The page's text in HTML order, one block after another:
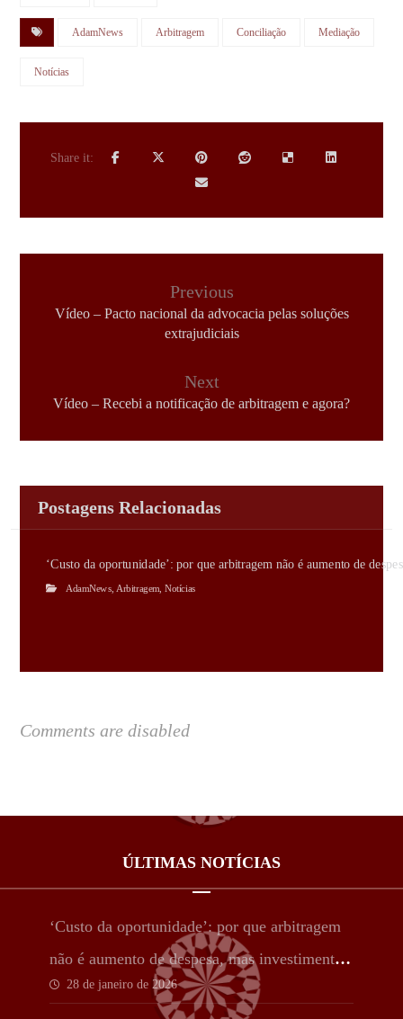
AdamNews Arbitragem Conciliação Mediação
Notícias
Previous
Vídeo – Pacto nacional da advocacia pelas soluções
extrajudiciais
Next
Vídeo – Recebi a notificação de arbitragem e agora?
Postagens Relacionadas
‘Custo da oportunidade’: por que arbitragem não é aumento de
AdamNews Arbitragem Notícias
Comments are disabled
ÚLTIMAS NOTÍCIAS
‘Custo da oportunidade’: por que arbitragem
não é aumento de despesa, mas investimento
estratégico
28 de janeiro de 2026